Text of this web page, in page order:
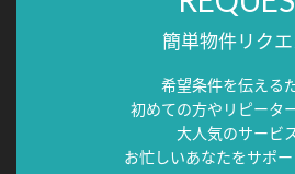
簡単物件リク
希望条件を伝える
初めての方やリピータ
大人気のサービス
お忙しいあなたをサポー